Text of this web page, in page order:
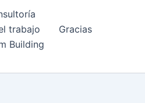
trabajo
Gracias
Building